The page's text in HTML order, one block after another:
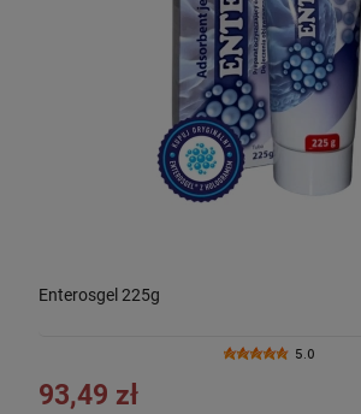
Enterosgel 225g
5.0
93,49 zł